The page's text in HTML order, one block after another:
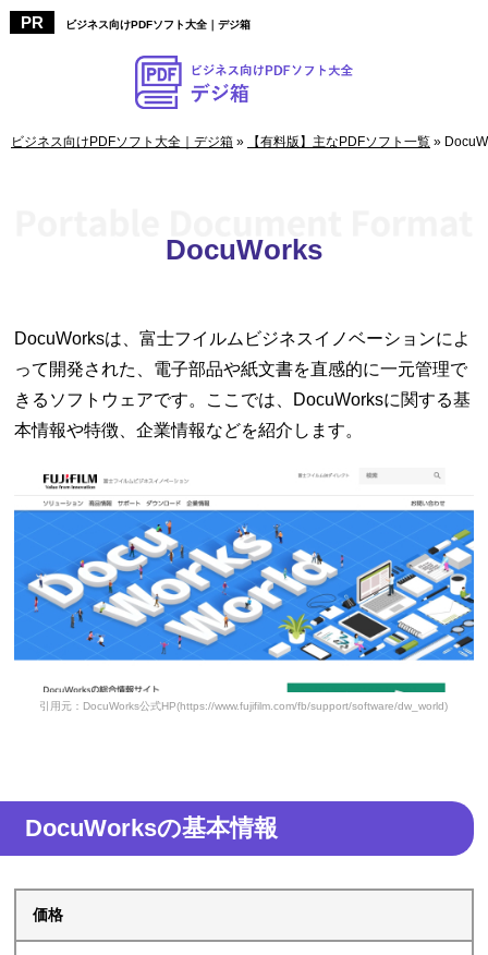
ビジネス向けPDFソフト大全｜デジ箱
ビジネス向けPDFソフト大全｜デジ箱 » 【有料版】主なPDFソフト一覧 »
DocuWorks
DocuWorksは、富士フイルムビジネスイノベーションによ
って開発された、電子部品や紙文書を直感的に一元管理で
きるソフトウェアです。ここでは、DocuWorksに関する基
本情報や特徴、企業情報などを紹介します。
引用元：DocuWorks公式HP(https://www.fujifilm.com/fb/support/software/dw_world)
DocuWorksの基本情報
価格